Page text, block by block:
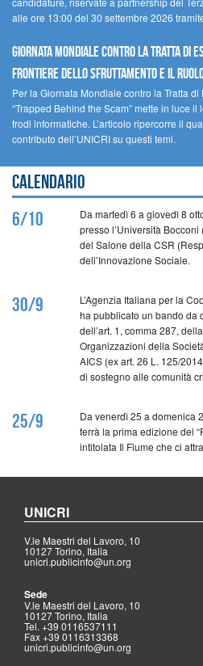
alle ore 13:00 del 30 settembre 2026
GIORNATA MONDIALE CONTRO LA TRATTA DI
FRONTIERE DELLO SFRUTTAMENTO E IL
Per la Giornata Mondiale contro la Tratta
“Trapped Behind the Scam” mette in luce
frodi informatiche. L’articolo ripercorre il
contributo dell’UNICRI su questi temi.
Calendario
6/10
Da martedì 6 a giovedì 8
presso l’Università
del Salone della CSR
dell’Innovazione Sociale.
30/9
L’Agenzia Italiana per la
ha pubblicato un bando da
dell’art. 1, comma 287,
Organizzazioni della
AICS (ex art. 26 L. 125/
di sostegno alle comunità
25/9
Da venerdì 25 a domenica
terrà la prima edizione del
intitolata Il Fiume che ci
UNICRI
V.le Maestri del Lavoro, 10
10127 Torino, Italia
unicri.publicinfo@un.org
Sede
V.le Maestri del Lavoro, 10
10127 Torino, Italia
Tel. +39 0116537111
Fax +39 0116313368
unicri.publicinfo@un.org